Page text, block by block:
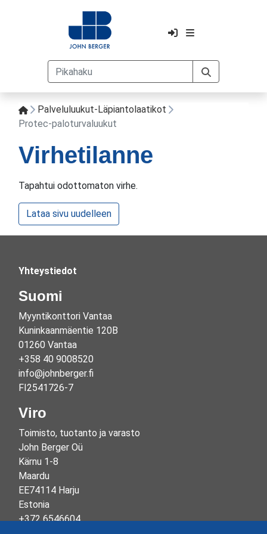
Palveluluukut-Läpiantolaatikot
Protec-paloturvaluukut
Virhetilanne
Tapahtui odottomaton virhe.
Lataa sivu uudelleen
Yhteystiedot
Suomi
Myyntikonttori Vantaa
Kuninkaanmäentie 120B
01260 Vantaa
+358 40 9008520
info@johnberger.fi
FI2541726-7
Viro
Toimisto, tuotanto ja varasto
John Berger Oü
Kärnu 1-8
Maardu
EE74114 Harju
Estonia
+372 6546604